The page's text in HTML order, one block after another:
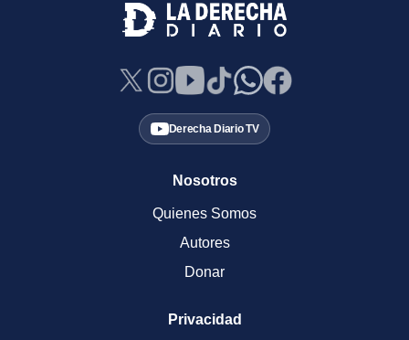
Derecha Diario TV
Nosotros
Quienes Somos
Autores
Donar
Privacidad